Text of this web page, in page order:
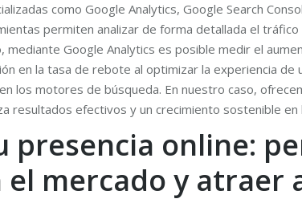
como Google Analytics, Google Search
permiten analizar de forma detallada el
Google Analytics es posible medir el
en la tasa de rebote al optimizar la experiencia
los motores de búsqueda. En nuestro caso,
resultados efectivos y un crecimiento sostenible
presencia online:
el mercado y